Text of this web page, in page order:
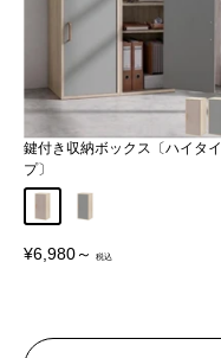
鍵付き収納ボックス〔ハイタイ
プ〕
販
¥6,980～